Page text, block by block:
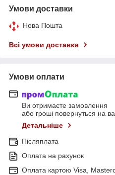
Умови доставки
Нова Пошта
Всі умови доставки
Умови оплати
Ви отримаєте замовлення
або гроші повернуться на
Детальніше
Післяплата
Оплата на рахунок
Оплата картою Visa,